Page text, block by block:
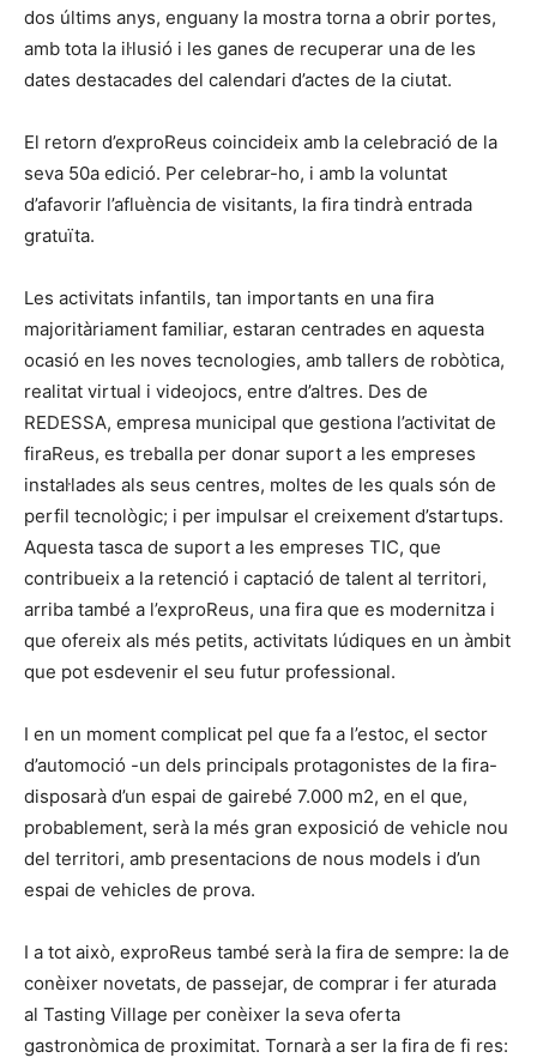
dos últims anys, enguany la mostra torna a obrir portes,
amb tota la il·lusió i les ganes de recuperar una de les
dates destacades del calendari d’actes de la ciutat.
El retorn d’exproReus coincideix amb la celebració de la
seva 50a edició. Per celebrar-ho, i amb la voluntat
d’afavorir l’afluència de visitants, la fira tindrà entrada
gratuïta.
Les activitats infantils, tan importants en una fira
majoritàriament familiar, estaran centrades en aquesta
ocasió en les noves tecnologies, amb tallers de robòtica,
realitat virtual i videojocs, entre d’altres. Des de
REDESSA, empresa municipal que gestiona l’activitat de
firaReus, es treballa per donar suport a les empreses
instal·lades als seus centres, moltes de les quals són de
perfil tecnològic; i per impulsar el creixement d’startups.
Aquesta tasca de suport a les empreses TIC, que
contribueix a la retenció i captació de talent al territori,
arriba també a l’exproReus, una fira que es modernitza i
que ofereix als més petits, activitats lúdiques en un àmbit
que pot esdevenir el seu futur professional.
I en un moment complicat pel que fa a l’estoc, el sector
d’automoció -un dels principals protagonistes de la fira-
disposarà d’un espai de gairebé 7.000 m2, en el que,
probablement, serà la més gran exposició de vehicle nou
del territori, amb presentacions de nous models i d’un
espai de vehicles de prova.
I a tot això, exproReus també serà la fira de sempre: la de
conèixer novetats, de passejar, de comprar i fer aturada
al Tasting Village per conèixer la seva oferta
gastronòmica de proximitat. Tornarà a ser la fira de fi res: